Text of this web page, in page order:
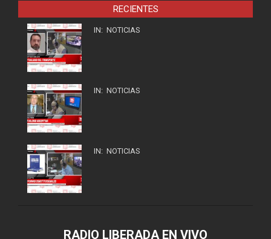
RECIENTES
IN: NOTICIAS
IN: NOTICIAS
IN: NOTICIAS
RADIO LIBERADA EN VIVO